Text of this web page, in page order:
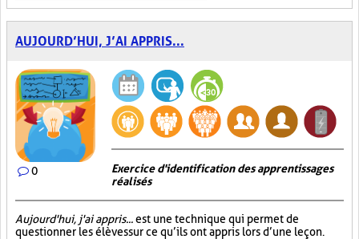
AUJOURD’HUI, J’AI APPRIS...
0
Exercice d'identification des apprentissages
réalisés
Aujourd'hui, j'ai appris...est une technique qui permet de
questionner les élèves sur ce qu’ils ont appris lors d’une leçon.